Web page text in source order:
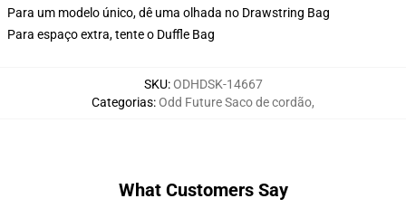
Para um modelo único, dê uma olhada no Drawstring Bag
Para espaço extra, tente o Duffle Bag
SKU:ODHDSK-14667
Categorias:Odd Future Saco de cordão,
What Customers Say